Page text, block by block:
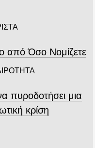
από Όσο Νομίζετε
πυροδοτήσει μια
κρίση